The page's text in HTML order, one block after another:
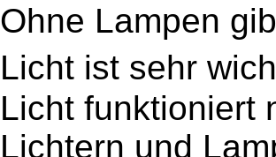
Ohne Lampen
Licht ist sehr
Licht funktioniert
Lichtern und